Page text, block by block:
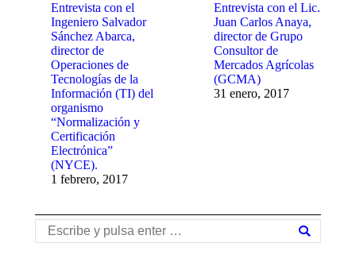
Entrevista con el
Ingeniero Salvador
Sánchez Abarca,
director de
Operaciones de
Tecnologías de la
Información (TI) del
organismo
“Normalización y
Certificación
Electrónica”
(NYCE).
1 febrero, 2017
Entrevista con el Lic.
Juan Carlos Anaya,
director de Grupo
Consultor de
Mercados Agrícolas
(GCMA)
31 enero, 2017
Buscar: